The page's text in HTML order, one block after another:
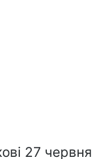
27 червня